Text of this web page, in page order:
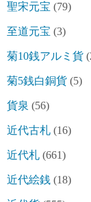
聖宋元宝 (79)
至道元宝 (3)
菊10銭アルミ貨
菊5銭白銅貨 (5)
貨泉 (56)
近代古札 (16)
近代札 (661)
近代絵銭 (18)